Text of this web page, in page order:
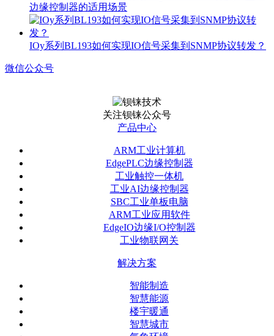
边缘控制器的适用场景
IOy系列BL193如何实现IO信号采集到SNMP协议转发？
微信公众号
关注钡铼公众号
产品中心
ARM工业计算机
EdgePLC边缘控制器
工业触控一体机
工业AI边缘控制器
SBC工业单板电脑
ARM工业应用软件
EdgeIO边缘I/O控制器
工业物联网关
解决方案
智能制造
智慧能源
楼宇暖通
智慧城市